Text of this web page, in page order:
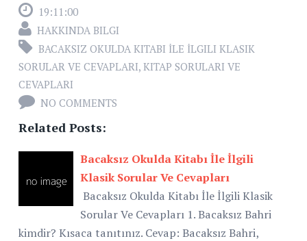
19:11:00
HAKKINDA BILGI
BACAKSIZ OKULDA KITABI İLE İLGILI KLASIK
SORULAR VE CEVAPLARI, KITAP SORULARI VE
CEVAPLARI
NO COMMENTS
Related Posts:
Bacaksız Okulda Kitabı İle İlgili
Klasik Sorular Ve Cevapları
Bacaksız Okulda Kitabı İle İlgili Klasik
Sorular Ve Cevapları 1. Bacaksız Bahri
kimdir? Kısaca tanıtınız. Cevap: Bacaksız Bahri,